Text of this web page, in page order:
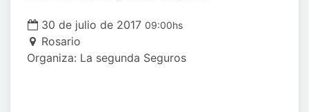
30 de julio de 2017 09:00hs
Rosario
Organiza: La segunda Seguros